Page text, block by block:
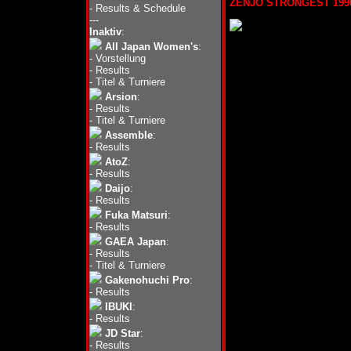
- Results & Schedule
---
Inaktiv:
All Japan Women's:
- Vorstellung
- Results
- Titel & Turniere
Arsion:
- Results
- Titel & Turniere
Assemble:
- Results
AtoZ:
- Results
Daijo:
- Results
Fuka Matsuri:
- Results
GAEA Japan:
- Results
- Titel & Turniere
Gakenohuchi Pro:
- Results
IBUKI :
- Results
JD Star:
- Results
ZENJO STRONGEST